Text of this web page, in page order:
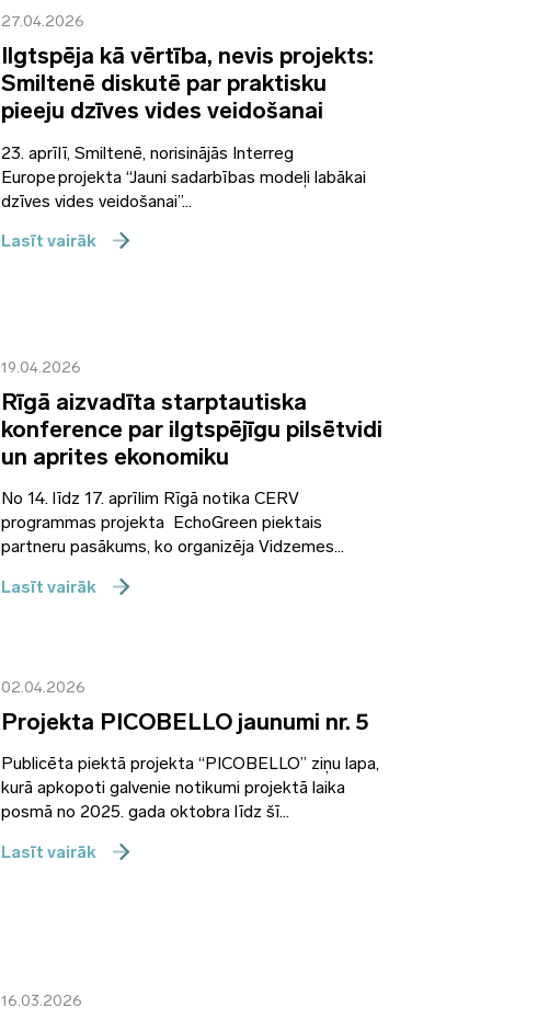
27.04.2026
Ilgtspēja kā vērtība, nevis projekts:
Smiltenē diskutē par praktisku
pieeju dzīves vides veidošanai
23. aprīlī, Smiltenē, norisinājās Interreg
Europe projekta “Jauni sadarbības modeļi labākai
dzīves vides veidošanai”...
Lasīt vairāk
19.04.2026
Rīgā aizvadīta starptautiska
konference par ilgtspējīgu pilsētvidi
un aprites ekonomiku
No 14. līdz 17. aprīlim Rīgā notika CERV
programmas projekta EchoGreen piektais
partneru pasākums, ko organizēja Vidzemes...
Lasīt vairāk
02.04.2026
Projekta PICOBELLO jaunumi nr. 5
Publicēta piektā projekta “PICOBELLO” ziņu lapa,
kurā apkopoti galvenie notikumi projektā laika
posmā no 2025. gada oktobra līdz šī...
Lasīt vairāk
16.03.2026